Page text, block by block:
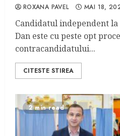
ROXANA PAVEL MAI 18,
Candidatul independent
Dan este cu peste opt
contracandidatului...
CITESTE STIREA
2 min read